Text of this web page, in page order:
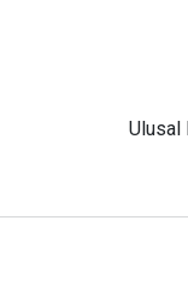
Ulusal